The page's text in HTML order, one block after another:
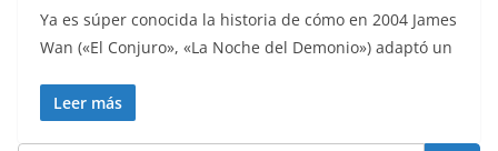
Ya es súper conocida la historia de cómo en 2004 James
Wan («El Conjuro», «La Noche del Demonio») adaptó un
Leer más